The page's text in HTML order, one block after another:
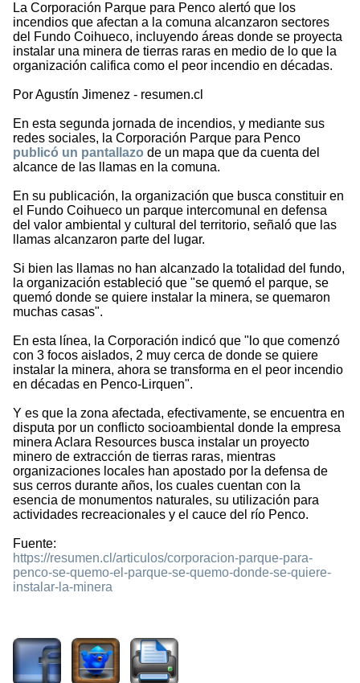
La Corporación Parque para Penco alertó que los
incendios que afectan a la comuna alcanzaron sectores
del Fundo Coihueco, incluyendo áreas donde se proyecta
instalar una minera de tierras raras en medio de lo que la
organización califica como el peor incendio en décadas.
Por Agustín Jimenez - resumen.cl
En esta segunda jornada de incendios, y mediante sus
redes sociales, la Corporación Parque para Penco
publicó un pantallazo de un mapa que da cuenta del
alcance de las llamas en la comuna.
En su publicación, la organización que busca constituir en
el Fundo Coihueco un parque intercomunal en defensa
del valor ambiental y cultural del territorio, señaló que las
llamas alcanzaron parte del lugar.
Si bien las llamas no han alcanzado la totalidad del fundo,
la organización estableció que "se quemó el parque, se
quemó donde se quiere instalar la minera, se quemaron
muchas casas".
En esta línea, la Corporación indicó que "lo que comenzó
con 3 focos aislados, 2 muy cerca de donde se quiere
instalar la minera, ahora se transforma en el peor incendio
en décadas en Penco-Lirquen".
Y es que la zona afectada, efectivamente, se encuentra en
disputa por un conflicto socioambiental donde la empresa
minera Aclara Resources busca instalar un proyecto
minero de extracción de tierras raras, mientras
organizaciones locales han apostado por la defensa de
sus cerros durante años, los cuales cuentan con la
esencia de monumentos naturales, su utilización para
actividades recreacionales y el cauce del río Penco.
Fuente:
https://resumen.cl/articulos/corporacion-parque-para-
penco-se-quemo-el-parque-se-quemo-donde-se-quiere-
instalar-la-minera